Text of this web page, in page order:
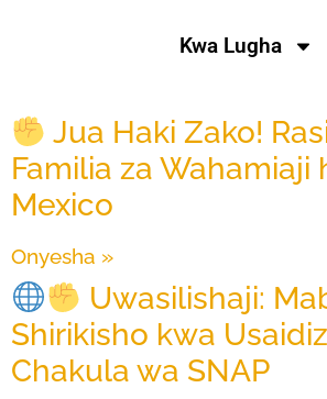
Kwa Lugha
Jua Haki Zako!
Familia za Wahamiaji
Mexico
Onyesha »
Uwasilishaji:
Shirikisho kwa
Chakula wa SNAP